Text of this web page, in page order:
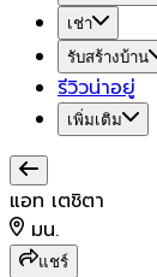
เช่า
รับสร้างบ้าน
รีวิวน่าอยู่
เพิ่มเติม
แอท เตชิตา
มน.
แชร์